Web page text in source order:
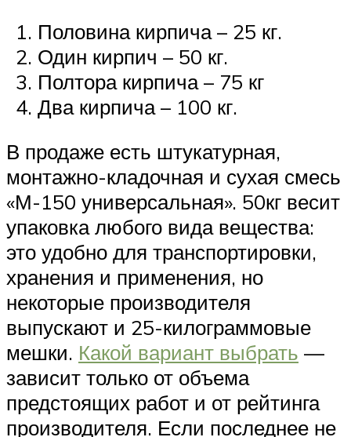
Половина кирпича – 25 кг.
Один кирпич – 50 кг.
Полтора кирпича – 75 кг
Два кирпича – 100 кг.
В продаже есть штукатурная,
монтажно-кладочная и сухая смесь
«М-150 универсальная». 50кг весит
упаковка любого вида вещества:
это удобно для транспортировки,
хранения и применения, но
некоторые производителя
выпускают и 25-килограммовые
мешки. Какой вариант выбрать —
зависит только от объема
предстоящих работ и от рейтинга
производителя. Если последнее не